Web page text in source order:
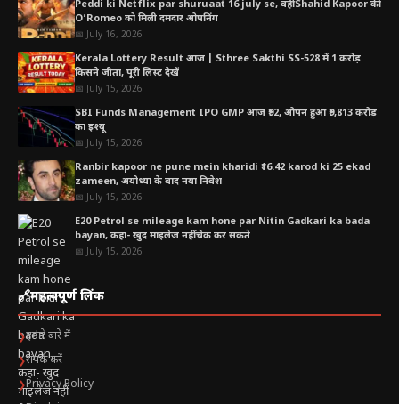
Peddi ki Netflix par shuruaat 16 july se, वहीं Shahid Kapoor की
O’Romeo को मिली दमदार ओपनिंग
📅 July 16, 2026
Kerala Lottery Result आज | Sthree Sakthi SS-528 में 1 करोड़
किसने जीता, पूरी लिस्ट देखें
📅 July 15, 2026
SBI Funds Management IPO GMP आज ₹92, ओपन हुआ ₹9,813 करोड़
का इश्यू
📅 July 15, 2026
Ranbir kapoor ne pune mein kharidi ₹16.42 karod ki 25 ekad
zameen, अयोध्या के बाद नया निवेश
📅 July 15, 2026
E20 Petrol se mileage kam hone par Nitin Gadkari ka bada
bayan, कहा- खुद माइलेज नहीं चेक कर सकते
📅 July 15, 2026
🔗महत्वपूर्ण लिंक
❯हमारे बारे में
❯संपर्क करें
❯Privacy Policy